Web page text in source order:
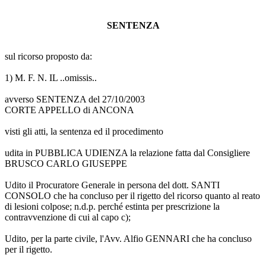
SENTENZA
sul ricorso proposto da:
1) M. F. N. IL ..omissis..
avverso SENTENZA del 27/10/2003
CORTE APPELLO di ANCONA
visti gli atti, la sentenza ed il procedimento
udita in PUBBLICA UDIENZA la relazione fatta dal Consigliere
BRUSCO CARLO GIUSEPPE
Udito il Procuratore Generale in persona del dott. SANTI
CONSOLO che ha concluso per il rigetto del ricorso quanto al reato
di lesioni colpose; n.d.p. perché estinta per prescrizione la
contravvenzione di cui al capo c);
Udito, per la parte civile, l'Avv. Alfio GENNARI che ha concluso
per il rigetto.